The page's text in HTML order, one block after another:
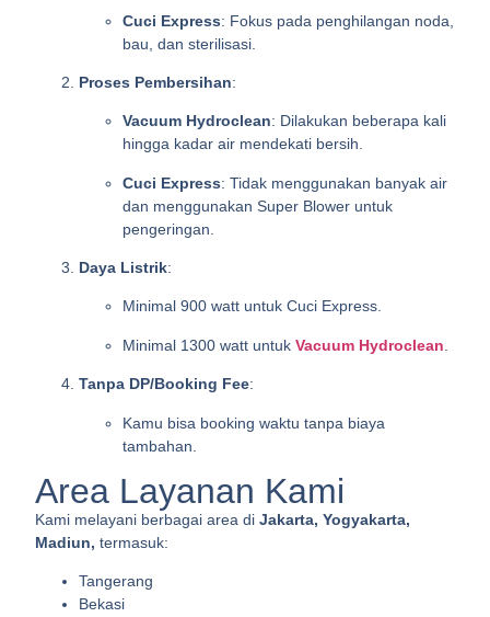
Cuci Express: Fokus pada penghilangan noda,
bau, dan sterilisasi.
Proses Pembersihan:
Vacuum Hydroclean: Dilakukan beberapa kali
hingga kadar air mendekati bersih.
Cuci Express: Tidak menggunakan banyak air
dan menggunakan Super Blower untuk
pengeringan.
Daya Listrik:
Minimal 900 watt untuk Cuci Express.
Minimal 1300 watt untukVacuum Hydroclean
Tanpa DP/Booking Fee:
Kamu bisa booking waktu tanpa biaya
tambahan.
Area Layanan Kami
Kami melayani berbagai area diJakarta, Yogyakarta,
Madiun, termasuk:
Tangerang
Bekasi